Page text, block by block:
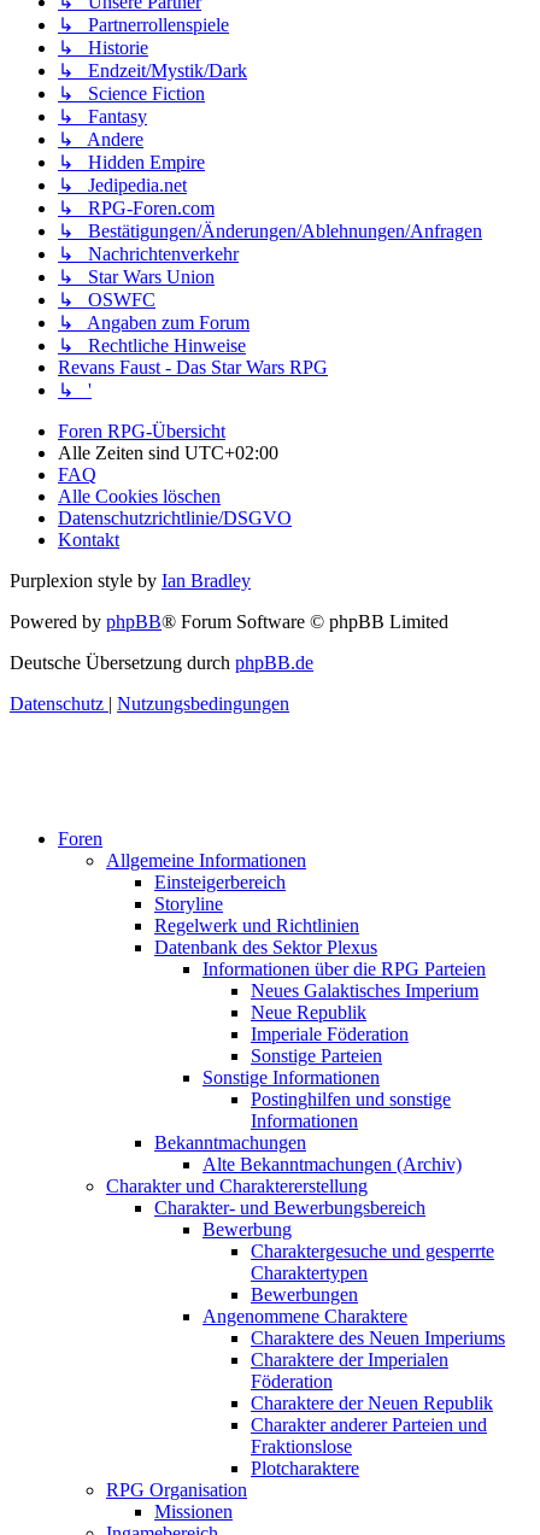
↳ Partnerrollenspiele
↳ Historie
↳ Endzeit/Mystik/Dark
↳ Science Fiction
↳ Fantasy
↳ Andere
↳ Hidden Empire
↳ Jedipedia.net
↳ RPG-Foren.com
↳ Bestätigungen/Änderungen/Ablehnungen/Anfragen
↳ Nachrichtenverkehr
↳ Star Wars Union
↳ OSWFC
↳ Angaben zum Forum
↳ Rechtliche Hinweise
Revans Faust - Das Star Wars RPG
↳ '
Foren RPG-Übersicht
Alle Zeiten sind UTC+02:00
FAQ
Alle Cookies löschen
Datenschutzrichtlinie/DSGVO
Kontakt
Purplexion style by Ian Bradley
Powered by phpBB® Forum Software © phpBB Limited
Deutsche Übersetzung durch phpBB.de
Datenschutz | Nutzungsbedingungen
Foren
Allgemeine Informationen
Einsteigerbereich
Storyline
Regelwerk und Richtlinien
Datenbank des Sektor Plexus
Informationen über die RPG Parteien
Neues Galaktisches Imperium
Neue Republik
Imperiale Föderation
Sonstige Parteien
Sonstige Informationen
Postinghilfen und sonstige
Informationen
Bekanntmachungen
Alte Bekanntmachungen (Archiv)
Charakter und Charaktererstellung
Charakter- und Bewerbungsbereich
Bewerbung
Charaktergesuche und gesperrte
Charaktertypen
Bewerbungen
Angenommene Charaktere
Charaktere des Neuen Imperiums
Charaktere der Imperialen
Föderation
Charaktere der Neuen Republik
Charakter anderer Parteien und
Fraktionslose
Plotcharaktere
RPG Organisation
Missionen